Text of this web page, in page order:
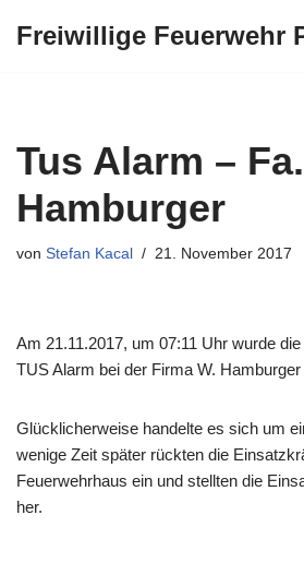
Freiwillige Feuerwehr
Tus Alarm –
Hamburger
von Stefan Kacal 21. November 2017
Am 21.11.2017, um 07:11 Uhr wurde
TUS Alarm bei der Firma W.
Glücklicherweise handelte es sich um
wenige Zeit später rückten die
Feuerwehrhaus ein und stellten die
her.